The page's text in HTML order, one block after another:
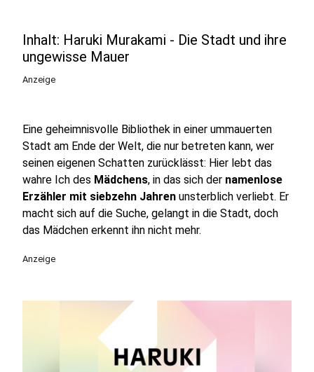
Inhalt: Haruki Murakami - Die Stadt und ihre
ungewisse Mauer
Anzeige
Eine geheimnisvolle Bibliothek in einer ummauerten
Stadt am Ende der Welt, die nur betreten kann, wer
seinen eigenen Schatten zurücklässt: Hier lebt das
wahre Ich des Mädchens, in das sich der namenlose
Erzähler mit siebzehn Jahren unsterblich verliebt. Er
macht sich auf die Suche, gelangt in die Stadt, doch
das Mädchen erkennt ihn nicht mehr.
Anzeige